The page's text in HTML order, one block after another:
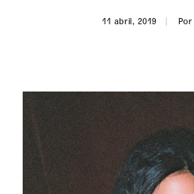
11 abril, 2019 Por